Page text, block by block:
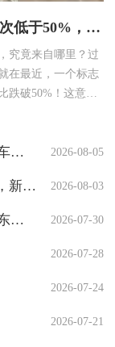
历史性时刻！煤电占比首次低于50%，新能源已成主角
究竟来自哪里？过
在最近，一个标志
跌破50%！这意味
本性的结构性转
2026-08-05
角 2026-08-03
2026-07-30
2026-07-28
2026-07-24
2026-07-21